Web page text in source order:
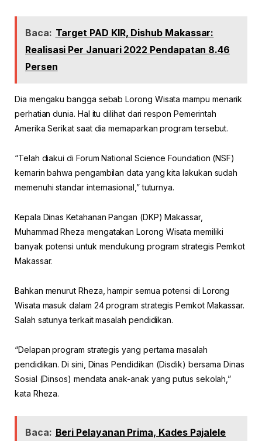
Baca: Target PAD KIR, Dishub Makassar:
Realisasi Per Januari 2022 Pendapatan 8.46
Persen
Dia mengaku bangga sebab Lorong Wisata mampu menarik
perhatian dunia. Hal itu dilihat dari respon Pemerintah
Amerika Serikat saat dia memaparkan program tersebut.
“Telah diakui di Forum National Science Foundation (NSF)
kemarin bahwa pengambilan data yang kita lakukan sudah
memenuhi standar internasional,” tuturnya.
Kepala Dinas Ketahanan Pangan (DKP) Makassar,
Muhammad Rheza mengatakan Lorong Wisata memiliki
banyak potensi untuk mendukung program strategis Pemkot
Makassar.
Bahkan menurut Rheza, hampir semua potensi di Lorong
Wisata masuk dalam 24 program strategis Pemkot Makassar.
Salah satunya terkait masalah pendidikan.
“Delapan program strategis yang pertama masalah
pendidikan. Di sini, Dinas Pendidikan (Disdik) bersama Dinas
Sosial (Dinsos) mendata anak-anak yang putus sekolah,”
kata Rheza.
Baca: Beri Pelayanan Prima, Kades Pajalele